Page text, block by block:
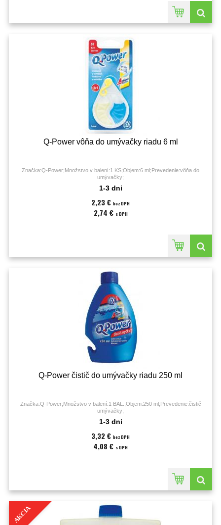
Q-Power vôňa do umývačky riadu 6 ml
Značka:Q-Power;Množstvo v balení:1 KS;Objem:6 ml;Prevedenie:vôňa do
umývačky;
1-3 dni
2,23 € bez DPH
2,74 € s DPH
Q-Power čistič do umývačky riadu 250 ml
Značka:Q-Power;Množstvo v balení:1 BAL.;Objem:250 ml;Prevedenie:čistič
umývačky;
1-3 dni
3,32 € bez DPH
4,08 € s DPH
AKCIA